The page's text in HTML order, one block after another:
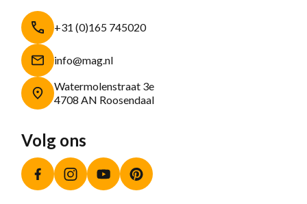
+31 (0)165 745020
info@mag.nl
Watermolenstraat 3e
4708 AN Roosendaal
Volg ons
FacebookInstagramYouTube